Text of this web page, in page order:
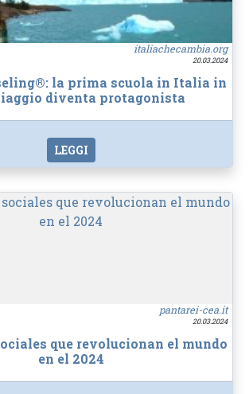
italiachecambia.org
20.03.2024
la prima scuola in Italia in
diventa protagonista
LEGGI
pantarei-cea.it
20.03.2024
que revolucionan el mundo
en el 2024